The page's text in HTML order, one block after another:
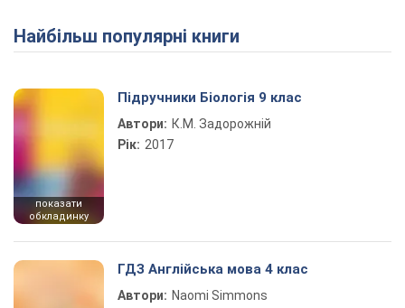
Найбільш популярні книги
показати
обкладинку
Підручники Біологія 9 клас
Автори: К.М. Задорожній
Рік: 2017
ГДЗ Англійська мова 4 клас
Автори: Naomi Simmons